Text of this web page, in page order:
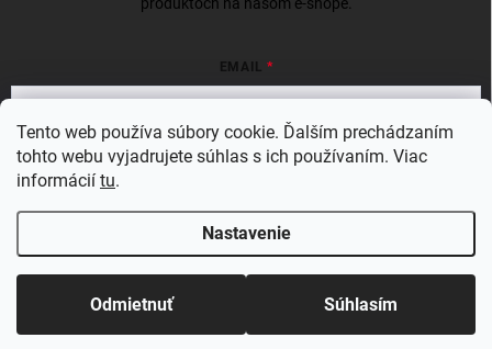
Tento web používa súbory cookie. Ďalším prechádzaním
tohto webu vyjadrujete súhlas s ich používaním. Viac
informácií tu.
Nastavenie
Odmietnuť Súhlasím
EMAIL
Vložením e-mailu súhlasíte s
Prihlásiť sa
Vytvoril Shoptet
Copyright 2026 . Všetky práva vyhradené.